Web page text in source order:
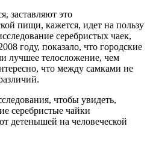
заставляют это
пищи, кажется, идет на пользу
серебристых чаек,
году, показало, что городские
лучшее телосложение, чем
что между самками не
чтобы увидеть,
серебристые чайки
детенышей на человеческой